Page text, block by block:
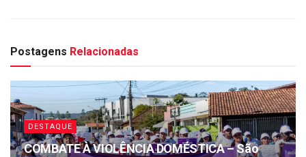
Postagens Relacionadas
DESTAQUE
COMBATE À VIOLÊNCIA DOMÉSTICA – São